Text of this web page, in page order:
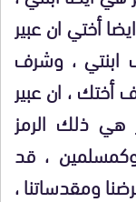
أختي ان عبير
، وشرف
، ان عبير
ذلك الرمز
، قد
ومقدساتنا ،